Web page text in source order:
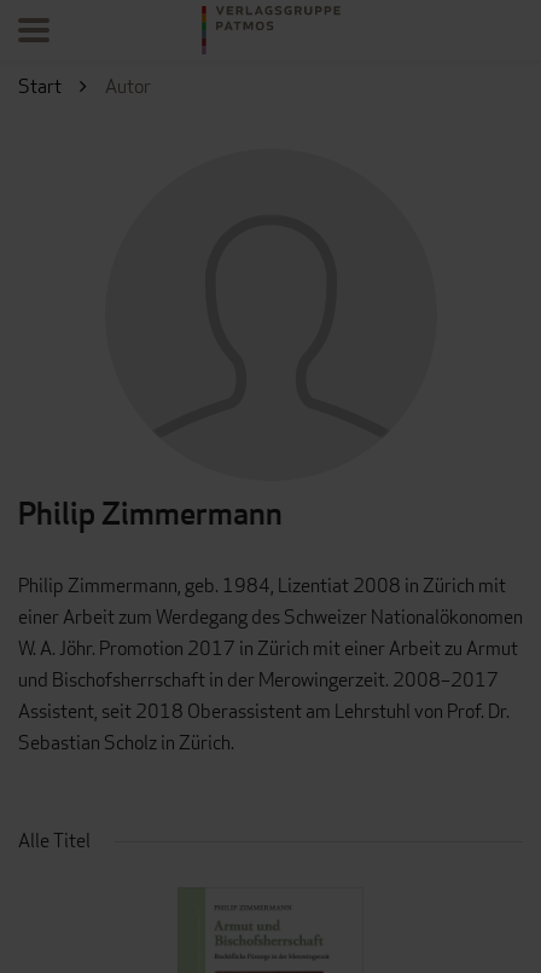
Start Autor
Philip Zimmermann
Philip Zimmermann, geb. 1984, Lizentiat 2008 in Zürich mit
einer Arbeit zum Werdegang des Schweizer Nationalökonomen
W. A. Jöhr. Promotion 2017 in Zürich mit einer Arbeit zu Armut
und Bischofsherrschaft in der Merowingerzeit. 2008–2017
Assistent, seit 2018 Oberassistent am Lehrstuhl von Prof. Dr.
Sebastian Scholz in Zürich.
Alle Titel